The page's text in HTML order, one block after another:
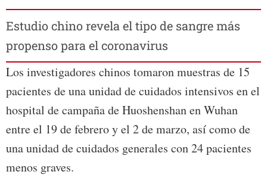
Estudio chino revela el tipo de sangre más
propenso para el coronavirus
Los investigadores chinos tomaron muestras de 15
pacientes de una unidad de cuidados intensivos en el
hospital de campaña de Huoshenshan en Wuhan
entre el 19 de febrero y el 2 de marzo, así como de
una unidad de cuidados generales con 24 pacientes
menos graves.